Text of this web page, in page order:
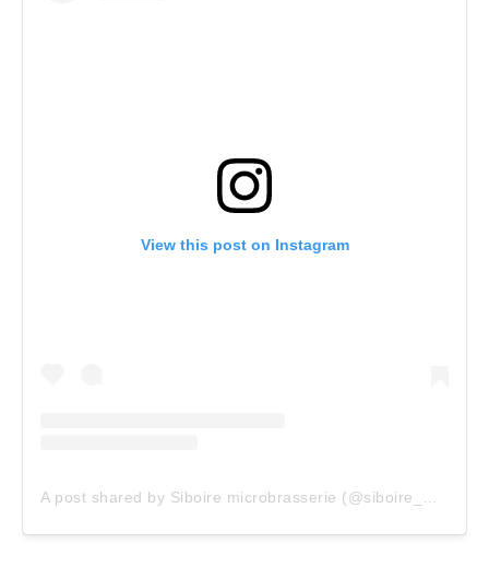
View this post on Instagram